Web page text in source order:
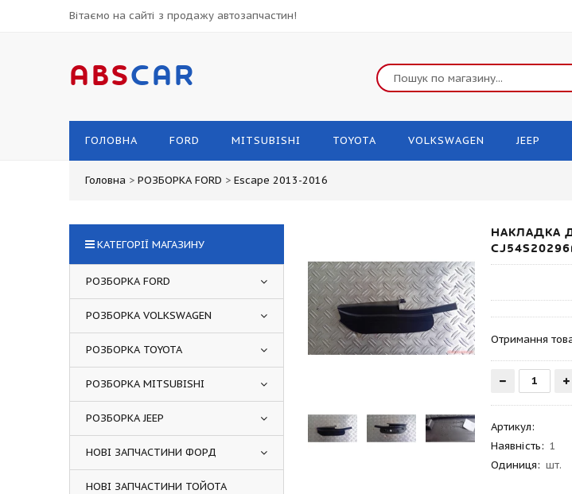
Вітаємо на сайті з продажу автозапчастин!
ABSCAR
ГОЛОВНА FORD MITSUBISHI TOYOTA VOLKSWAGEN JEEP
Головна > РОЗБОРКА FORD > Escape 2013-2016
НАКЛАДКА
Отримання
Артикул:
Наявність: 1
Одиниця: шт.
КАТЕГОРІЇ МАГАЗИНУ
РОЗБОРКА FORD
РОЗБОРКА VOLKSWAGEN
РОЗБОРКА TOYOTA
РОЗБОРКА MITSUBISHI
РОЗБОРКА JEEP
НОВІ ЗАПЧАСТИНИ ФОРД
НОВІ ЗАПЧАСТИНИ ТОЙОТА